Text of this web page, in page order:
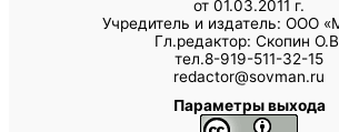
от 01.03.2011 г.
Учредитель и издатель: ООО
Гл.редактор: Скопин
тел.8-919-511-32-15
redactor@sovman.ru
Параметры выхода